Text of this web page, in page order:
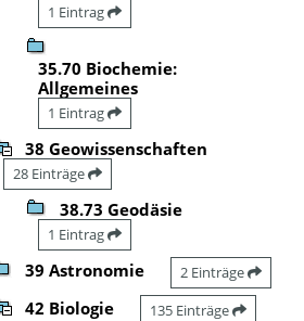
1 Eintrag
35.70 Biochemie:
Allgemeines
1 Eintrag
38 Geowissenschaften
28 Einträge
38.73 Geodäsie
1 Eintrag
39 Astronomie 2 Einträge
42 Biologie 135 Einträge